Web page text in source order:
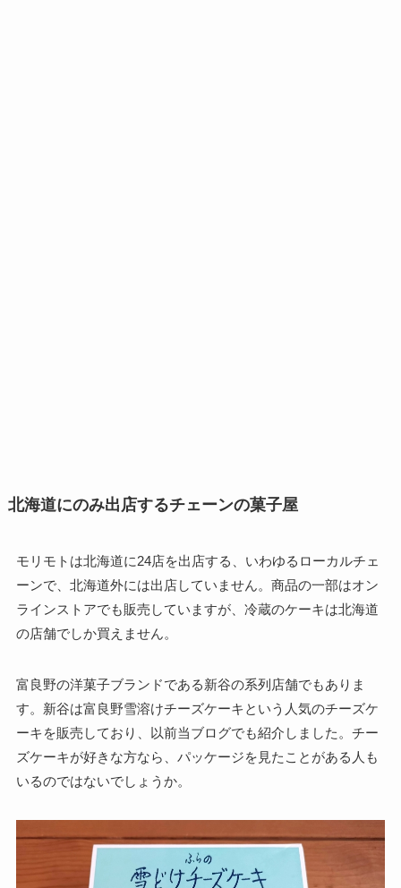
北海道にのみ出店するチェーンの菓子屋
モリモトは北海道に24店を出店する、いわゆるローカルチェ
ーンで、北海道外には出店していません。商品の一部はオン
ラインストアでも販売していますが、冷蔵のケーキは北海道
の店舗でしか買えません。
富良野の洋菓子ブランドである新谷の系列店舗でもありま
す。新谷は富良野雪溶けチーズケーキという人気のチーズケ
ーキを販売しており、以前当ブログでも紹介しました。チー
ズケーキが好きな方なら、パッケージを見たことがある人も
いるのではないでしょうか。